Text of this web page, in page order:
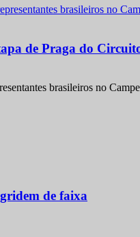
de Praga do
brasileiros no
de faixa